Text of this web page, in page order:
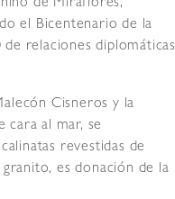
de Miraflores,
el Bicentenario de la
relaciones diplomáticas
Cisneros y la
cara al mar, se
revestidas de
es donación de la